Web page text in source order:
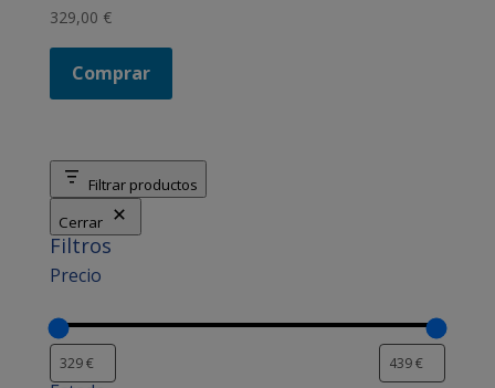
329,00 €
Comprar
Filtrar productos
Cerrar
Filtros
Precio